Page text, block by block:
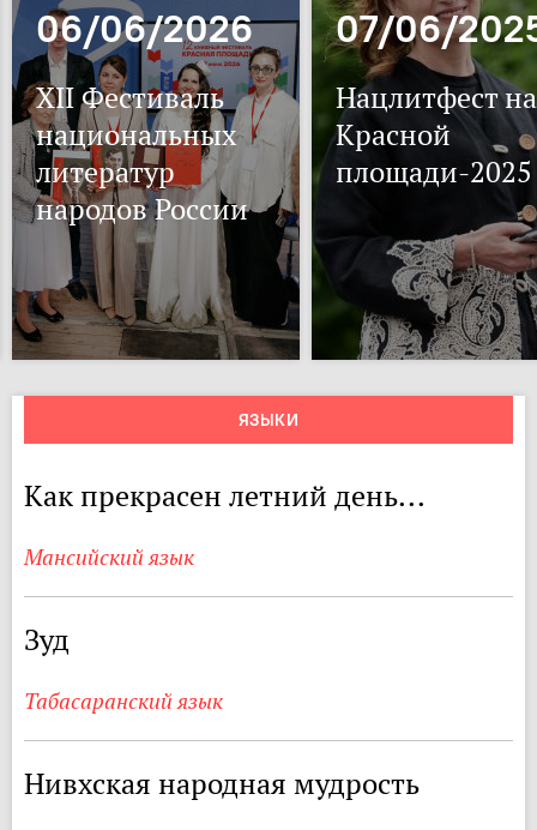
06/06/2026
XII Фестиваль
национальных
литератур
народов России
07/06/
Нацлитфест на
Красной
площади-2025
ЯЗЫКИ
Как прекрасен летний день...
Мансийский язык
Зуд
Табасаранский язык
Нивхская народная мудрость